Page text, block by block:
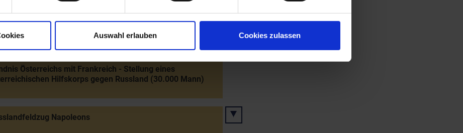
Auswahl erlauben Cookies zulassen
des Königs von Rom, Sohn Napoleons und Marie
(später Herzog von Reichstadt)
Österreichs mit Frankreich - Stellung eines
Hilfskorps gegen Russland (30.000 Mann)
Napoleons